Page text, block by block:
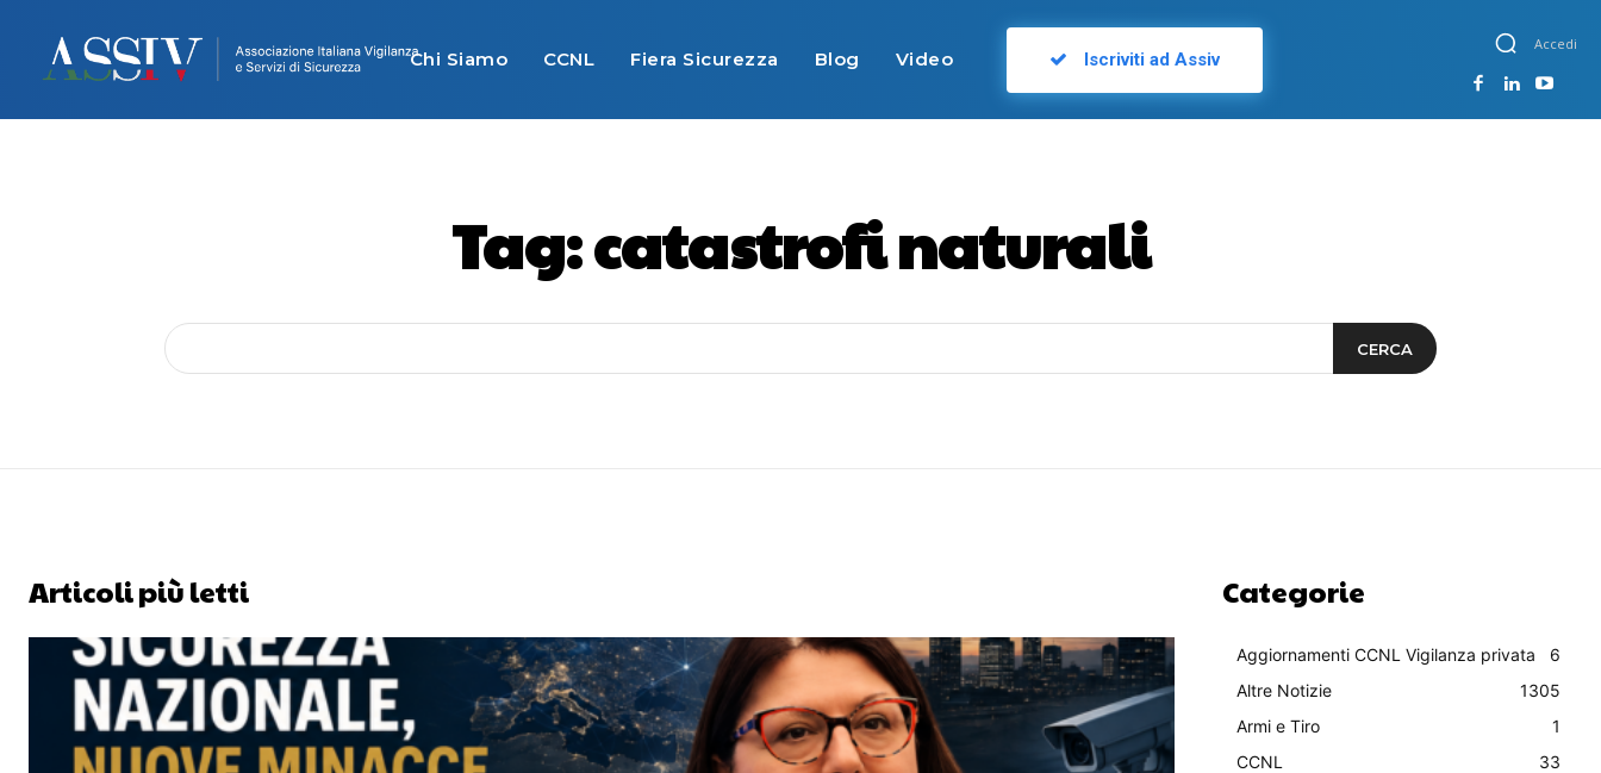
Chi Siamo CCNL Fiera Sicurezza Blog Video Iscriviti ad Assiv
Accedi
Tag:catastrofi naturali
CERCA
Articoli più letti Categorie
Aggiornamenti CCNL Vigilanza privata
6
Altre Notizie
1305
Armi e Tiro
1
CCNL
33